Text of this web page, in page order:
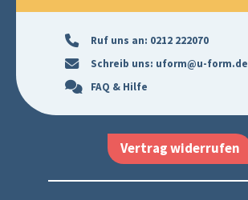
Ruf uns an: 0212 222070
Schreib uns: uform@u-form.de
FAQ & Hilfe
Vertrag widerrufen